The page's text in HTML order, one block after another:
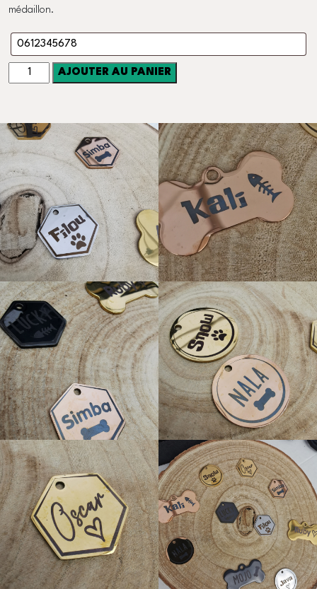
médaillon.
quantité
de
animal
AJOUTER AU PANIER